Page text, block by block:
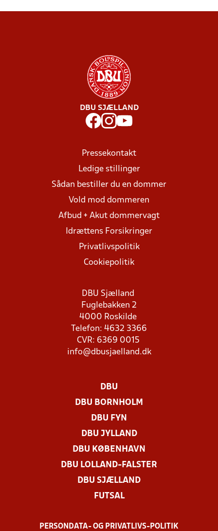
DBU SJÆLLAND
Pressekontakt
Ledige stillinger
Sådan bestiller du en dommer
Vold mod dommeren
Afbud + Akut dommervagt
Idrættens Forsikringer
Privatlivspolitik
Cookiepolitik
DBU Sjælland
Fuglebakken 2
4000 Roskilde
Telefon: 4632 3366
CVR: 6369 0015
info@dbusjaelland.dk
DBU
DBU BORNHOLM
DBU FYN
DBU JYLLAND
DBU KØBENHAVN
DBU LOLLAND-FALSTER
DBU SJÆLLAND
FUTSAL
PERSONDATA- OG PRIVATLIVS-POLITIK